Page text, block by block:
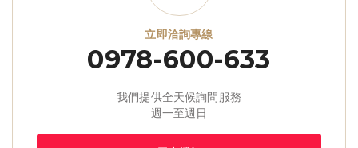
立即洽詢專線
0978-600-633
我們提供全天候詢問服務
週一至週日